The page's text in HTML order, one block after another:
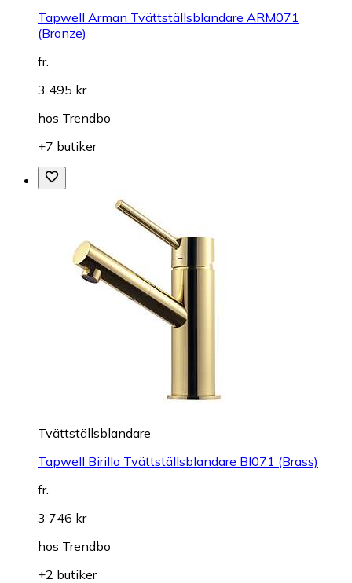
Tapwell Arman Tvättställsblandare ARM071
(Bronze)
fr.
3 495 kr
hos Trendbo
+7 butiker
Tvättställsblandare
Tapwell Birillo Tvättställsblandare BI071 (Brass)
fr.
3 746 kr
hos Trendbo
+2 butiker